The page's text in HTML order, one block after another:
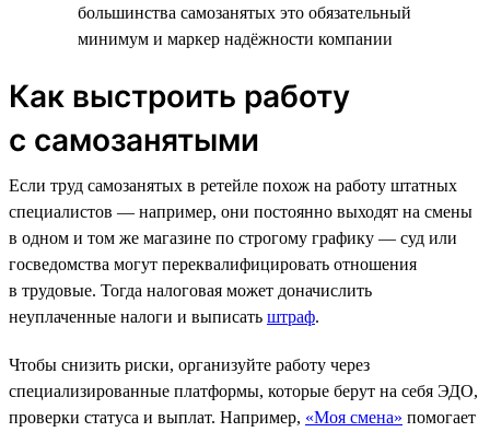
большинства самозанятых это обязательный
минимум и маркер надёжности компании
Как выстроить работу
с самозанятыми
Если труд самозанятых в ретейле похож на работу штатных
специалистов — например, они постоянно выходят на смены
в одном и том же магазине по строгому графику — суд или
госведомства могут переквалифицировать отношения
в трудовые. Тогда налоговая может доначислить
неуплаченные налоги и выписать штраф.
Чтобы снизить риски, организуйте работу через
специализированные платформы, которые берут на себя ЭДО,
проверки статуса и выплат. Например, «Моя смена» помогает